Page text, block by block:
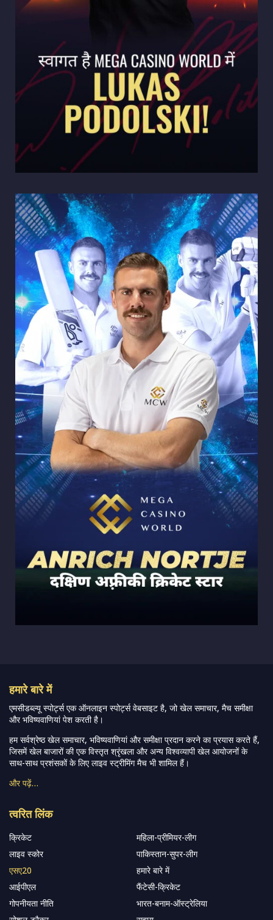
हमारे बारे में
एमसीडब्ल्यू स्पोर्ट्स एक ऑनलाइन स्पोर्ट्स वेबसाइट है, जो खेल समाचार, मैच समीक्षा
और भविष्यवाणियां पेश करती है।
हम सर्वश्रेष्ठ खेल समाचार, भविष्यवाणियां और समीक्षा प्रदान करने का प्रयास करते हैं,
जिसमें खेल बाजारों की एक विस्तृत श्रृंखला और अन्य विश्वव्यापी खेल आयोजनों के
साथ-साथ प्रशंसकों के लिए लाइव स्ट्रीमिंग मैच भी शामिल हैं।
और पढ़ें…
त्वरित लिंक
क्रिकेट
महिला-प्रीमियर-लीग
लाइव स्कोर
पाकिस्तान-सुपर-लीग
एसए20
हमारे बारे में
आईपीएल
फैंटेसी-क्रिकेट
गोपनीयता नीति
भारत-बनाम-ऑस्ट्रेलिया